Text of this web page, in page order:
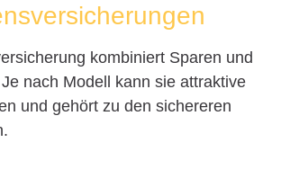
kombiniert Sparen und
nach Modell kann sie attraktive
und gehört zu den sichereren